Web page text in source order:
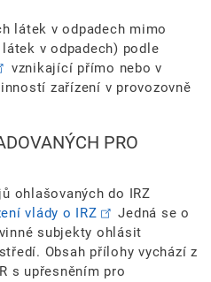
látek v odpadech mimo
v odpadech) podle
vznikající přímo nebo v
zařízení v provozovně
PRO
ohlašovaných do IRZ
vlády o IRZ
Jedná se o
subjekty ohlásit
Obsah přílohy vychází z
s upřesněním pro